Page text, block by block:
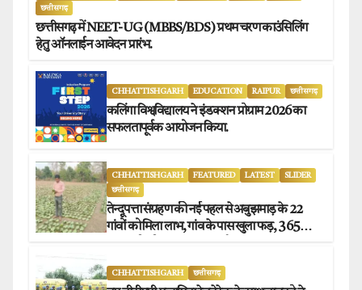
छत्तीसगढ़
छत्तीसगढ़ में NEET-UG (MBBS/BDS) प्रथम चरण काउंसिलिंग
हेतु ऑनलाईन आवेदन प्रारंभ.
CHHATTISHGARH EDUCATION RAIPUR छत्तीसगढ़
कलिंगा विश्वविद्यालय ने इंडक्शन प्रोग्राम 2026 का
सफलतापूर्वक आयोजन किया.
CHHATTISHGARH FEATURED LATEST
SLIDER
छत्तीसगढ़
तेन्दूपत्ता संग्रहण की नई पहल से अबुझमाड़ के 22
गांवों को मिला लाभ, गांव के पास खुला फड़, 365
CHHATTISHGARH छत्तीसगढ़